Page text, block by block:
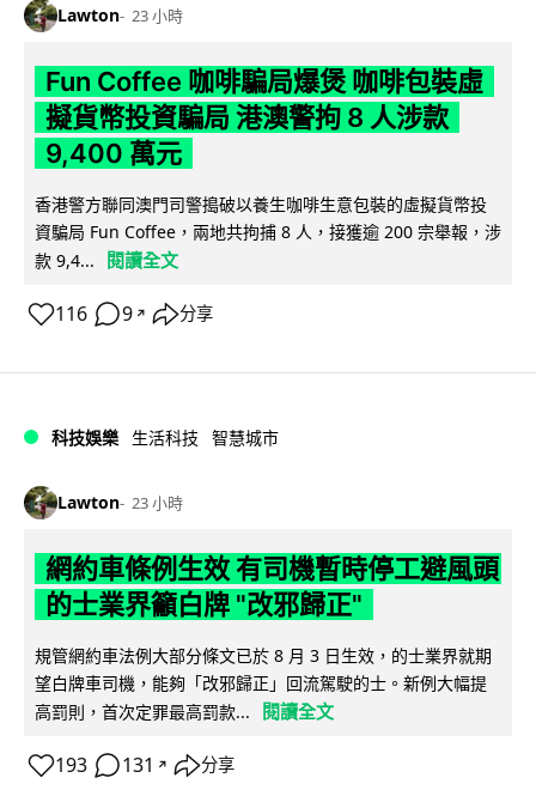
Lawton 23 小時
Fun Coffee 咖啡騙局爆煲 咖啡包裝虛
擬貨幣投資騙局 港澳警拘 8 人涉款
9,400 萬元
香港警方聯同澳門司警搗破以養生咖啡生意包裝的虛擬貨幣投
資騙局 Fun Coffee，兩地共拘捕 8 人，接獲逾 200 宗舉報，涉
款 9,4...
閱讀全文
116 9 ↗ 分享
科技娛樂 生活科技 智慧城市
Lawton 23 小時
網約車條例生效 有司機暫時停工避風頭
的士業界籲白牌 "改邪歸正"
規管網約車法例大部分條文已於 8 月 3 日生效，的士業界就期
望白牌車司機，能夠「改邪歸正」回流駕駛的士。新例大幅提
高罰則，首次定罪最高罰款...
閱讀全文
193 131 ↗ 分享